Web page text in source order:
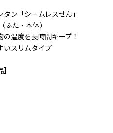
ン「シームレスせん」
た・本体）
温度を長時間キープ！
いスリムタイプ